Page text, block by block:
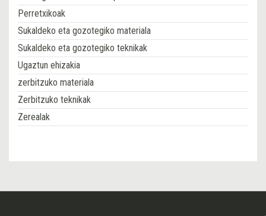
Perretxikoak
Sukaldeko eta gozotegiko materiala
Sukaldeko eta gozotegiko teknikak
Ugaztun ehizakia
zerbitzuko materiala
Zerbitzuko teknikak
Zerealak